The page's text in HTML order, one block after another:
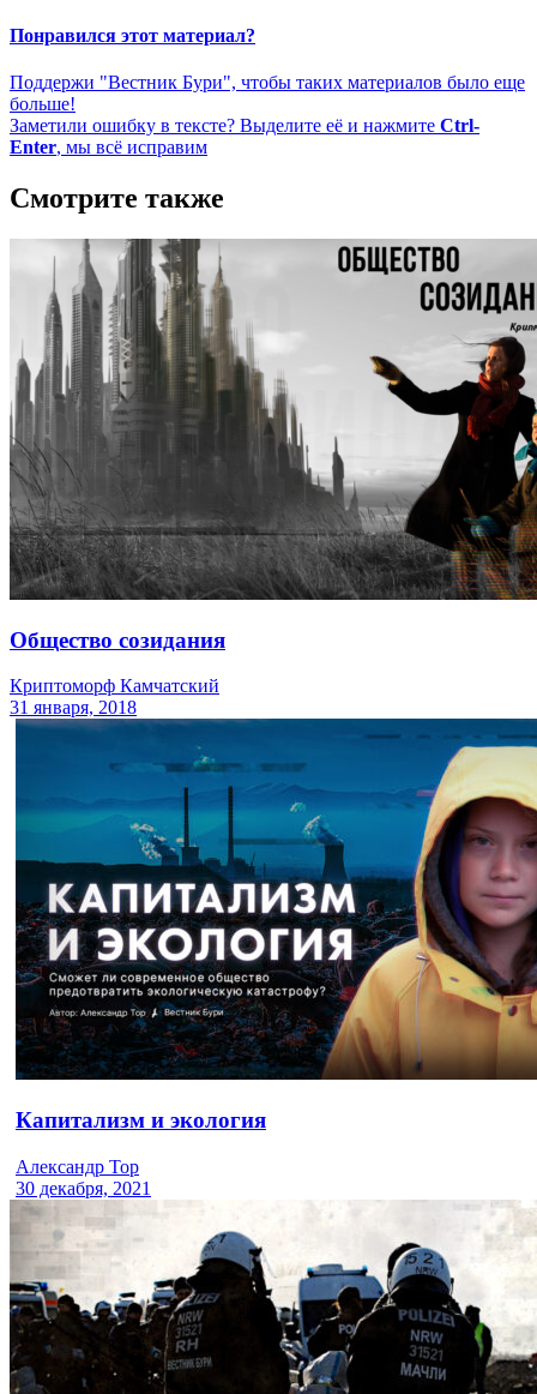
Понравился этот материал?
Поддержи "Вестник Бури", чтобы таких материалов было еще
больше!
Заметили ошибку в тексте? Выделите её и нажмите Ctrl-
Enter, мы всё исправим
Смотрите также
Общество созидания
Криптоморф Камчатский
31 января, 2018
Капитализм и экология
Александр Тор
30 декабря, 2021